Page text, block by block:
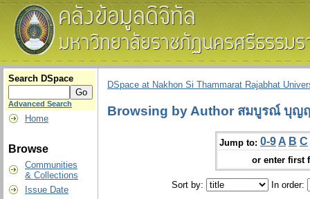
Search DSpace
Advanced Search
Home
Browse
Communities
& Collections
Issue Date
DSpace at Nakhon Si Thammarat Rajabhat
Browsing by Author สมบูรณ์ บุญ
Jump to: 0-9 A B C
or enter first
Sort by: In order: